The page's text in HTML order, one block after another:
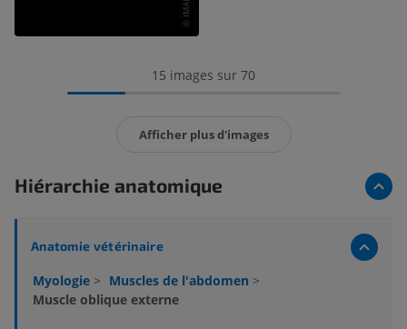
15 images sur 70
Afficher plus d'images
Hiérarchie anatomique
Anatomie vétérinaire
Myologie > Muscles de l'abdomen >
Muscle oblique externe